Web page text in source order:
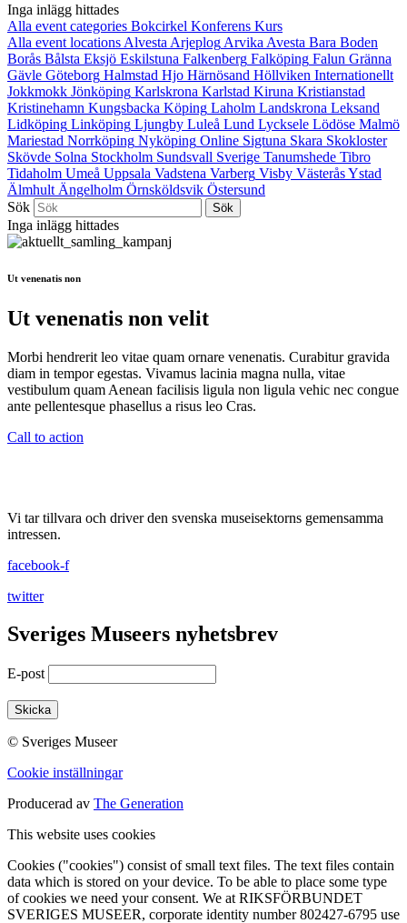
Inga inlägg hittades
Alla event categories Bokcirkel Konferens Kurs
Alla event locations Alvesta Arjeplog Arvika Avesta Bara Boden
Borås Bålsta Eksjö Eskilstuna Falkenberg Falköping Falun Gränna
Gävle Göteborg Halmstad Hjo Härnösand Höllviken Internationellt
Jokkmokk Jönköping Karlskrona Karlstad Kiruna Kristianstad
Kristinehamn Kungsbacka Köping Laholm Landskrona Leksand
Lidköping Linköping Ljungby Luleå Lund Lycksele Lödöse Malmö
Mariestad Norrköping Nyköping Online Sigtuna Skara Skokloster
Skövde Solna Stockholm Sundsvall Sverige Tanumshede Tibro
Tidaholm Umeå Uppsala Vadstena Varberg Visby VästeråsYstad
Älmhult Ängelholm Örnsköldsvik Östersund
Sök
Inga inlägg hittades
Ut venenatis non
Ut venenatis non velit
Morbi hendrerit leo vitae quam ornare venenatis. Curabitur gravida
diam in tempor egestas. Vivamus lacinia magna nulla, vitae
vestibulum quam Aenean facilisis ligula non ligula vehic nec congue
ante pellentesque phasellus a risus leo Cras.
Call to action
Vi tar tillvara och driver den svenska museisektorns gemensamma
intressen.
facebook-f
twitter
Sveriges Museers nyhetsbrev
E-post
© Sveriges Museer
Cookie inställningar
Producerad av The Generation
This website uses cookies
Cookies ("cookies") consist of small text files. The text files contain
data which is stored on your device. To be able to place some type
of cookies we need your consent. We at RIKSFÖRBUNDET
SVERIGES MUSEER, corporate identity number 802427-6795 use